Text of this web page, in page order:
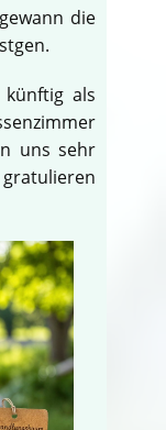
die
als
uns sehr